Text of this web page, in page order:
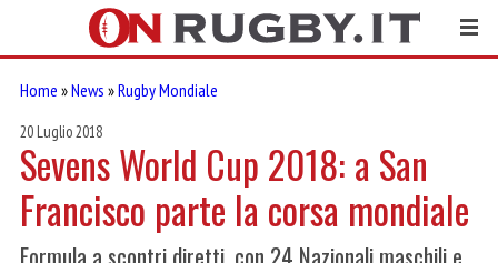
Home »News »Rugby Mondiale
20 Luglio 2018
Sevens World Cup 2018: a San
Francisco parte la corsa mondiale
Formula a scontri diretti, con 24 Nazionali maschili e